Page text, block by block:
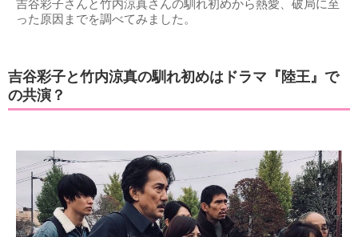
吉谷彩子さんと竹内涼真さんの馴れ初めから熱愛、破局に至
った原因までを調べてみました。
吉谷彩子と竹内涼真の馴れ初めはドラマ『陸王』で
の共演？